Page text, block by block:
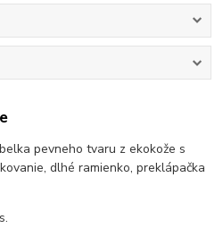
pevneho tvaru z ekokože s
dlhé ramienko, preklápačka